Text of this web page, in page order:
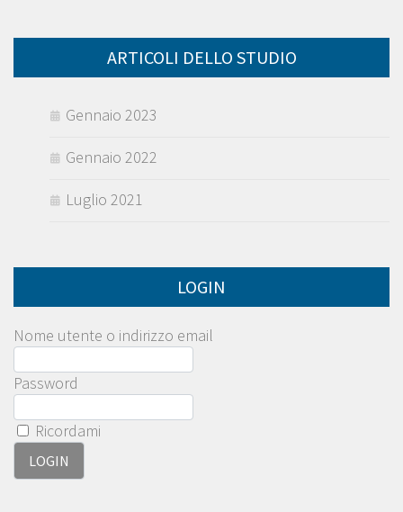
ARTICOLI DELLO STUDIO
Gennaio 2023
Gennaio 2022
Luglio 2021
LOGIN
Nome utente o indirizzo email
Password
Ricordami